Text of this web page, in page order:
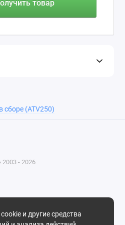
товар
(ATV250)
и другие средства
- 2026